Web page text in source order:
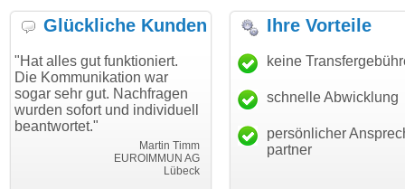
Glückliche Kunden
gut funktioniert.
war
gut. Nachfragen
und individuell
EUROIMMUN AG
"Danke für den schnellen
Transfer und guten Service!"
Thomas Schäfer
i can eckert communication GmbH
"Ich bin
haben.
mein
Ihre Vorteile
keine
schnelle Abwicklung
persönlicher
partner